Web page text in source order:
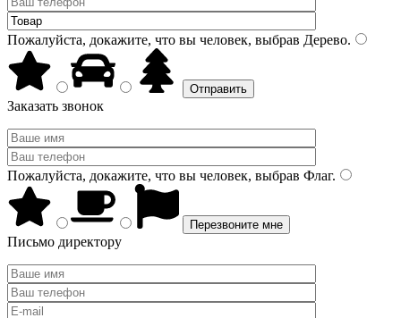
Пожалуйста, докажите, что вы человек, выбрав Дерево.
Заказать звонок
Пожалуйста, докажите, что вы человек, выбрав Флаг.
Письмо директору